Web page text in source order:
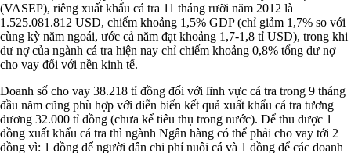
(VASEP), riêng xuất khẩu cá tra 11 tháng rưỡi năm 2012 là
1.525.081.812 USD, chiếm khoảng 1,5% GDP (chỉ giảm 1,7% so với
cùng kỳ năm ngoái, ước cả năm đạt khoảng 1,7-1,8 tỉ USD), trong khi
dư nợ của ngành cá tra hiện nay chỉ chiếm khoảng 0,8% tổng dư nợ
cho vay đối với nền kinh tế.
Doanh số cho vay 38.218 tỉ đồng đối với lĩnh vực cá tra trong 9 tháng
đầu năm cũng phù hợp với diễn biến kết quả xuất khẩu cá tra tương
đương 32.000 tỉ đồng (chưa kể tiêu thụ trong nước). Để thu được 1
đồng xuất khẩu cá tra thì ngành Ngân hàng có thể phải cho vay tới 2
đồng vì: 1 đồng để người dân chi phí nuôi cá và 1 đồng để các doanh